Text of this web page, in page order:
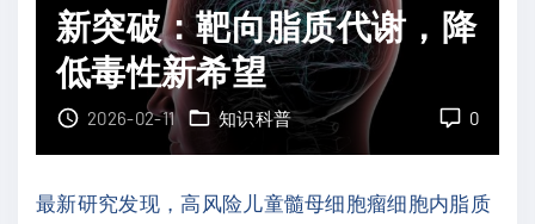
，
仍
是
最
佳
择
：
为
何
免
组
新突破：靶向脂质代谢，降
低毒性新希望
0
2026-02-11 知识科普
最新研究发现，高风险儿童髓母细胞瘤细胞内脂质